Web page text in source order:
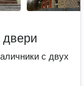
с двух